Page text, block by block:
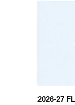
2026-27